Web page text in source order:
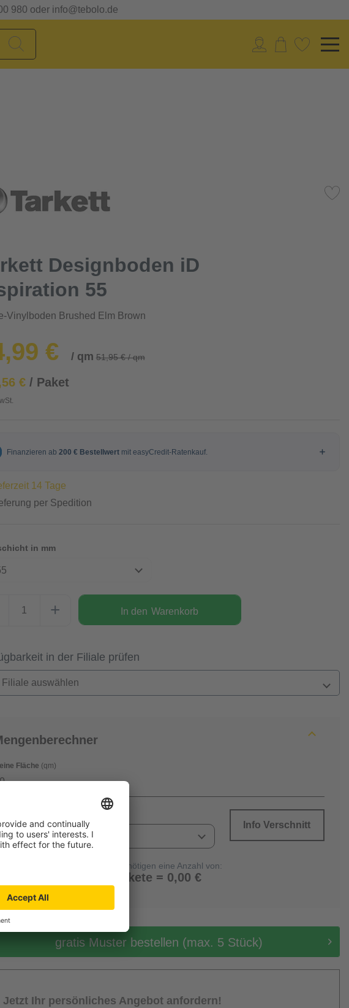
980 oder info@tebolo.de
Designboden iD
55
Vinylboden Brushed Elm Brown
€ / qm 51,95 € / qm
€/ Paket
14 Tage
per Spedition
in mm
+ In den Warenkorb
in der Filiale prüfen
Filiale auswählen
Fläche (qm)
0
Info Verschnitt
Sie benötigen eine Anzahl von:
0 Pakete = 0,00 €
gratis Muster bestellen (max. 5 Stück)
Jetzt Ihr persönliches Angebot anfordern!